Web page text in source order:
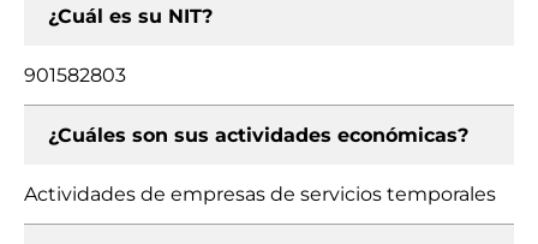
¿Cuál es su NIT?
901582803
¿Cuáles son sus actividades económicas?
Actividades de empresas de servicios temporales